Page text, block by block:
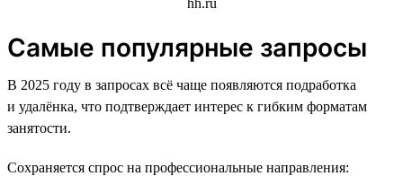
Самые популярные запросы
В 2025 году в запросах всё чаще появляются подработка
и удалёнка, что подтверждает интерес к гибким форматам
занятости.
Сохраняется спрос на профессиональные направления: